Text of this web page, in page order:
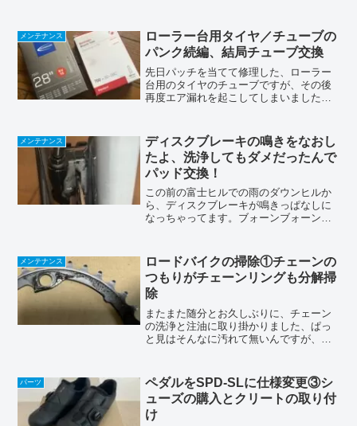
で、携帯品も変更しています。大きな変
化はマクハルタイヤをパナレ...
メンテナンス
ローラー台用タイヤ／チューブの
パンク続編、結局チューブ交換
先日パッチを当てて修理した、ローラー
台用のタイヤのチューブですが、その後
再度エア漏れを起こしてしまいました。
っている物を使い続けています（勿体な
いのでね、笑）。タイヤの...
メンテナンス
ディスクブレーキの鳴きをなおし
たよ、洗浄してもダメだったんで
パッド交換！
この前の富士ヒルでの雨のダウンヒルか
ら、ディスクブレーキが鳴きっぱなしに
なっちゃってます。ブォーンブォーンと
汚れ結構なブレーキカスが付いてまし
た。雨の中を２４kmもダウ...
メンテナンス
ロードバイクの掃除①チェーンの
つもりがチェーンリングも分解掃
除
またまた随分とお久しぶりに、チェーン
の洗浄と注油に取り掛かりました、ぱっ
と見はそんなに汚れて無いんですが、ひ
ってしまってましたが、ほとんどローラ
ー台なんで、見た目...
パーツ
ペダルをSPD-SLに仕様変更③シ
ューズの購入とクリートの取り付
け